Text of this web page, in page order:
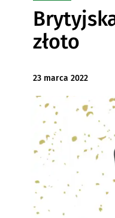
złoto
23 marca 2022